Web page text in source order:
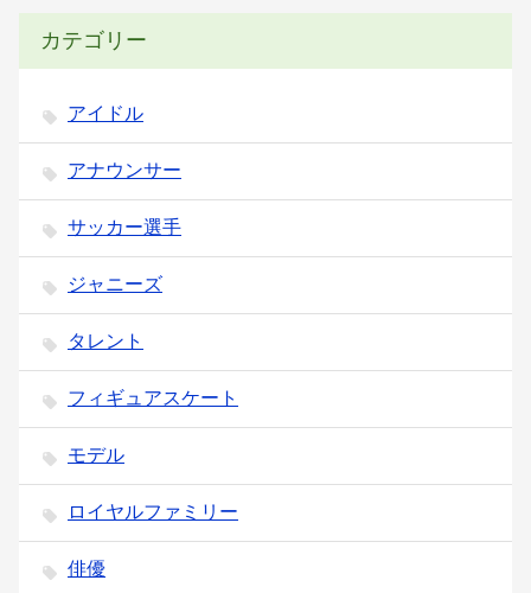
カテゴリー
アイドル
アナウンサー
サッカー選手
ジャニーズ
タレント
フィギュアスケート
モデル
ロイヤルファミリー
俳優